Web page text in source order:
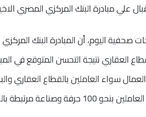
علي مبادرة البنك المركزي المصري
صحفية اليوم، أن المبادرة البنك
العقاري نتيجة التحسن المتوقع في
وصناعة مرتبطة بالقطاع.